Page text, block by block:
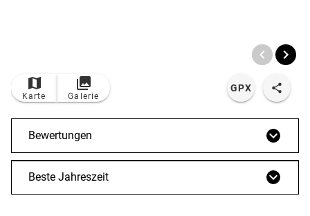
Karte Galerie
GPX
Bewertungen
Beste Jahreszeit